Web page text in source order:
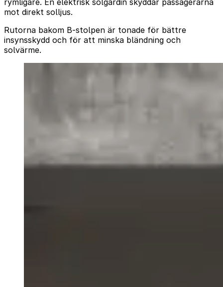
rymligare. En elektrisk solgardin skyddar passagerarna
mot direkt solljus.
Rutorna bakom B-stolpen är tonade för bättre
insynsskydd och för att minska bländning och
solvärme.